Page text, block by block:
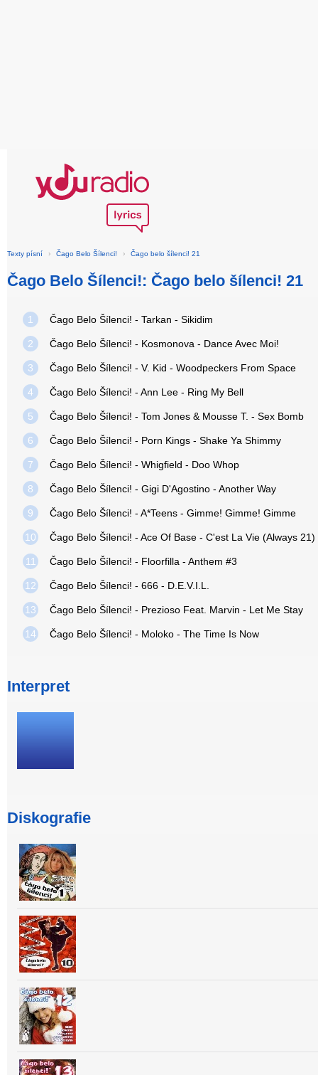
Texty písní › Čago Belo Šílenci! › Čago belo šílenci! 21
Čago Belo Šílenci!: Čago belo šílenci! 21
1 Čago Belo Šílenci! - Tarkan - Sikidim
2 Čago Belo Šílenci! - Kosmonova - Dance Avec Moi!
3 Čago Belo Šílenci! - V. Kid - Woodpeckers From Space
4 Čago Belo Šílenci! - Ann Lee - Ring My Bell
5 Čago Belo Šílenci! - Tom Jones & Mousse T. - Sex Bomb
6 Čago Belo Šílenci! - Porn Kings - Shake Ya Shimmy
7 Čago Belo Šílenci! - Whigfield - Doo Whop
8 Čago Belo Šílenci! - Gigi D'Agostino - Another Way
9 Čago Belo Šílenci! - A*Teens - Gimme! Gimme! Gimme
10 Čago Belo Šílenci! - Ace Of Base - C'est La Vie (Always 21)
11 Čago Belo Šílenci! - Floorfilla - Anthem #3
12 Čago Belo Šílenci! - 666 - D.E.V.I.L.
13 Čago Belo Šílenci! - Prezioso Feat. Marvin - Let Me Stay
14 Čago Belo Šílenci! - Moloko - The Time Is Now
Interpret
Diskografie